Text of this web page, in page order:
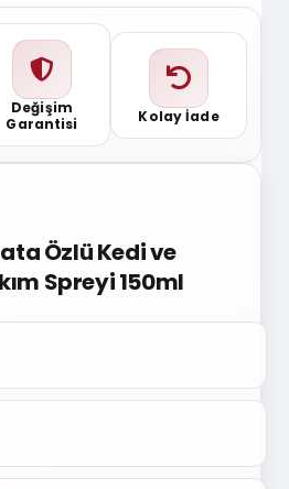
Değişim
Garantisi
Kolay İade
Özlü Kedi ve
Spreyi 150ml